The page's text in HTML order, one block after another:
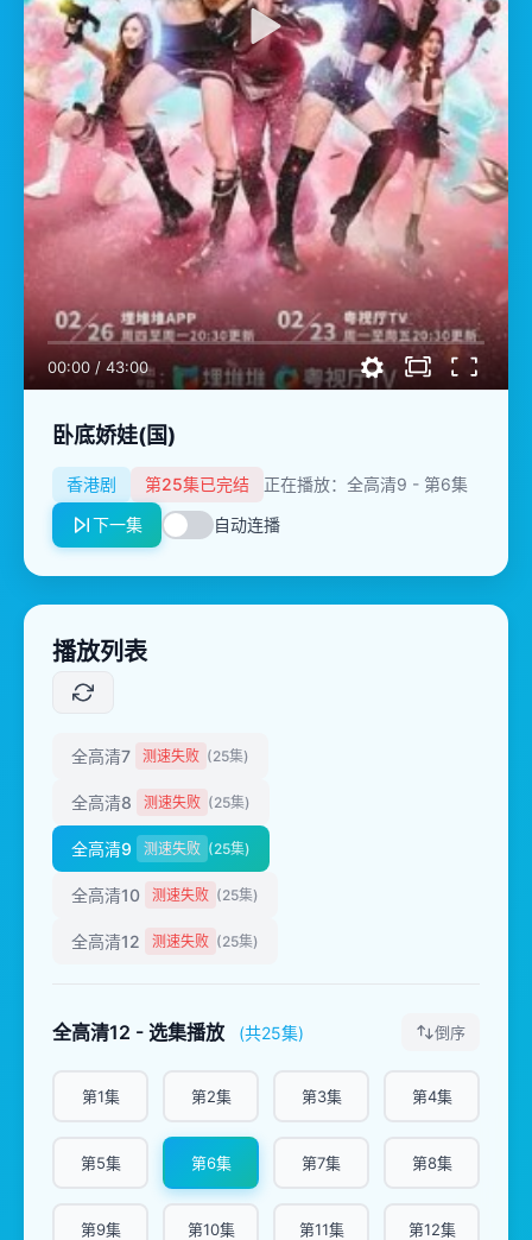
00:00 / 43:00
卧底娇娃(国)
香港剧 第25集已完结
正在播放：全高清9 - 第6集
下一集
自动连播
播放列表
全高清7 测速失败 (25集)
全高清8 测速失败 (25集)
全高清9 测速失败 (25集)
全高清10 测速失败 (25集)
全高清12 测速失败 (25集)
全高清12 - 选集播放 (共25集) 倒序
第1集 第2集 第3集 第4集
第5集 第6集 第7集 第8集
第9集 第10集 第11集 第12集